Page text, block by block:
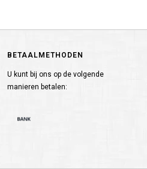
BETAALMETHODEN
U kunt bij ons op de volgende
manieren betalen: